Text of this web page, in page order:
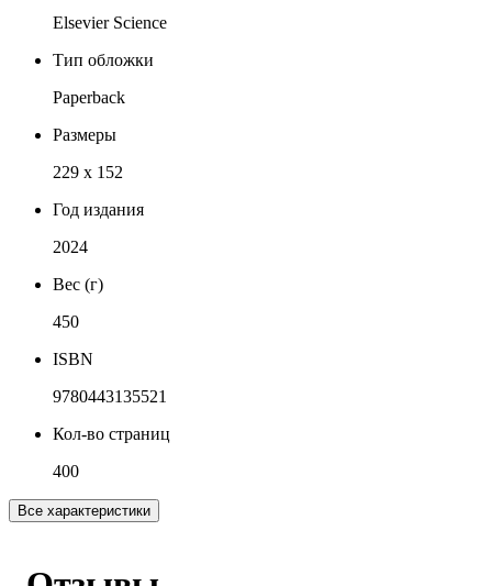
Elsevier Science
Тип обложки
Paperback
Размеры
229 x 152
Год издания
2024
Вес (г)
450
ISBN
9780443135521
Кол-во страниц
400
Все характеристики